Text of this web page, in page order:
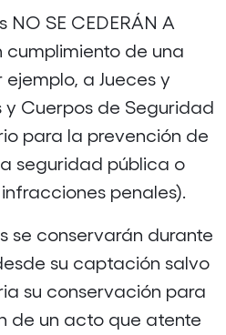
SE CEDERÁN A
cumplimiento de una
a Jueces y
y Cuerpos de Seguridad
para la prevención de
seguridad pública o
penales).
se conservarán durante
su captación salvo
su conservación para
de un acto que atente